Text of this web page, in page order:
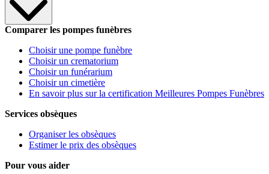
Comparer les pompes funèbres
Choisir une pompe funèbre
Choisir un crematorium
Choisir un funérarium
Choisir un cimetière
En savoir plus sur la certification Meilleures Pompes Funèbres
Services obsèques
Organiser les obsèques
Estimer le prix des obsèques
Pour vous aider